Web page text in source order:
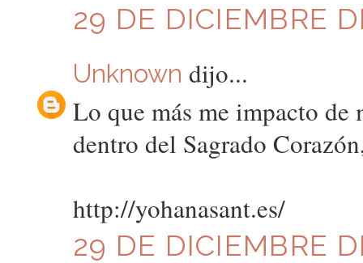
29 DE DICIEMBRE
Unknown dijo...
Lo que más me impacto de
dentro del Sagrado
http://yohanasant.es/
29 DE DICIEMBRE